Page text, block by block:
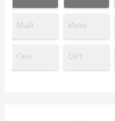
Май Июн
Сен Окт